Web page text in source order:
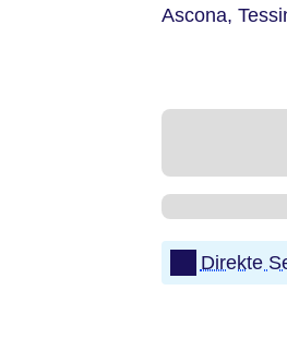
Ascona,
Direkte